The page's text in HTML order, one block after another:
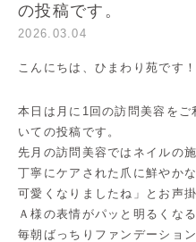
の投稿です。
2026.03.04
こんにちは、ひまわり苑です！
本日は月に1回の訪問美容を
いての投稿です。
先月の訪問美容ではネイルの
丁寧にケアされた爪に鮮やか
可愛くなりましたね」とお声
Ａ様の表情がパッと明るくな
毎朝ばっちりファンデーショ